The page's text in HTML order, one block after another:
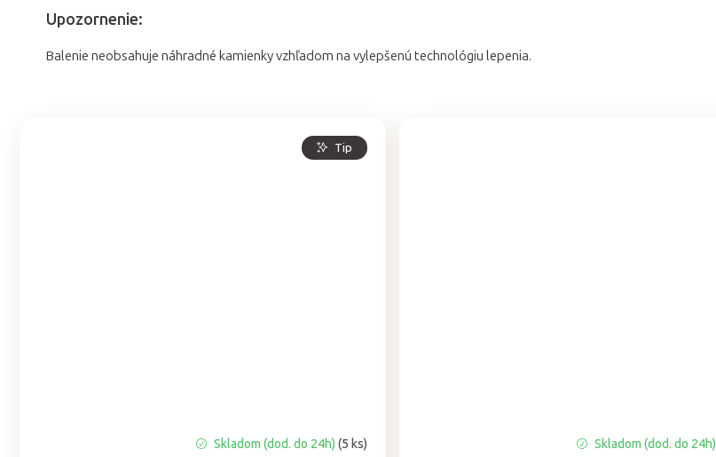
Tip
Skladom (dod. do 24h)(5 ks) Skladom (dod. do 24h)
Upozornenie:
Balenie neobsahuje náhradné kamienky vzhľadom na vylepšenú technológiu lepenia.